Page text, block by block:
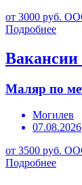
от 3000 руб.
Подробнее
Вакансии
Маляр по
Могилев
07.08.2026
от 3500 руб.
Подробнее